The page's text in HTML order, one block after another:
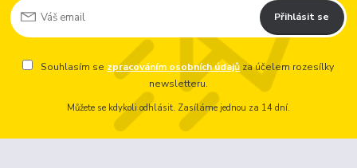
Přihlásit se
Souhlasím se zpracováním osobních údajů za účelem rozesílky
newsletteru.
Můžete se kdykoli odhlásit. Zasíláme jednou za 14 dní.